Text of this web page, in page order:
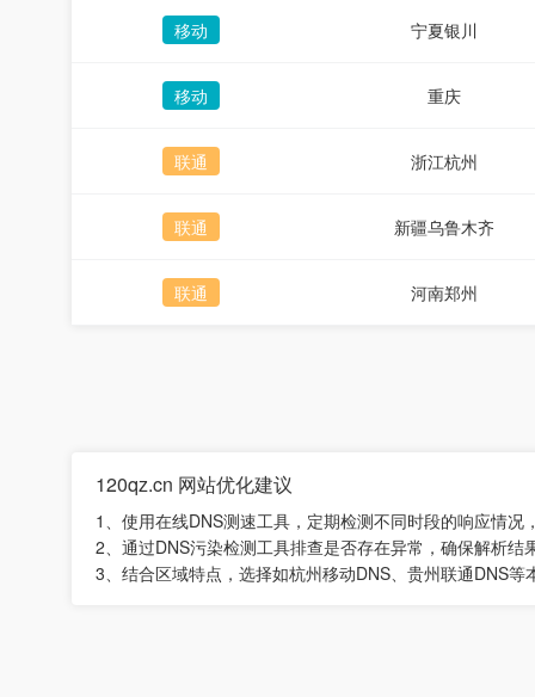
移动 宁夏银川
移动 重庆
联通 浙江杭州
联通 新疆乌鲁木齐
联通 河南郑州
120qz.cn 网站优化建议
1、使用在线DNS测速工具，定期检测不同时段的响应情
2、通过DNS污染检测工具排查是否存在异常，确保解析结
3、结合区域特点，选择如杭州移动DNS、贵州联通DNS